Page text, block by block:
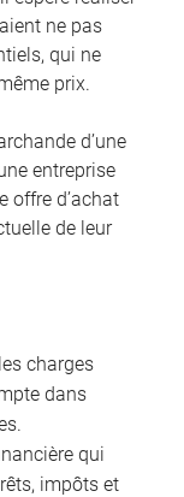
ne pas
qui ne
prix.
d’une
entreprise
offre d’achat
de leur
charges
dans
qui
impôts et